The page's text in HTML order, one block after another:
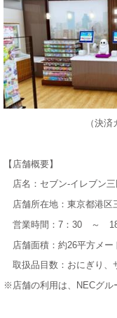
（決済カ
【店舗概要】
店名：セブン-イレブン
店舗所在地：東京都港区
営業時間：7：30 ～
店舗面積：約26平方メー
取扱品目数：おにぎり、
※店舗の利用は、NECグル